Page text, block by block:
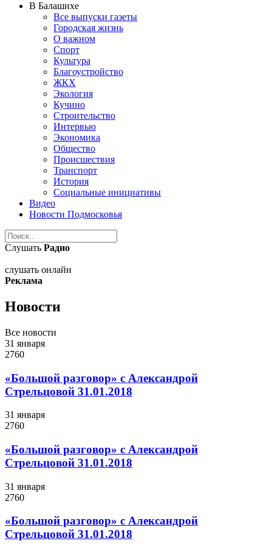
В Балашихе
Все выпуски газеты
Городская жизнь
О важном
Спорт
Культура
Благоустройство
ЖКХ
Экология
Кучино
Строительство
Интервью
Экономика
Общество
Происшествия
Транспорт
История
Социальные инициативы
Видео
Новости Подмосковья
Слушать Радио
слушать онлайн
Реклама
Новости
Все новости
31 января
2760
«Большой разговор» с Александрой
Стрельцовой 31.01.2018
31 января
2760
«Большой разговор» с Александрой
Стрельцовой 31.01.2018
31 января
2760
«Большой разговор» с Александрой
Стрельцовой 31.01.2018